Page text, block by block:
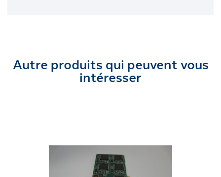
Autre produits qui peuvent vous
intéresser